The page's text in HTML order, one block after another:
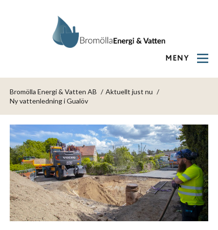
MENY
Bromölla Energi & Vatten AB
Aktuellt just nu
Ny vattenledning i Gualöv